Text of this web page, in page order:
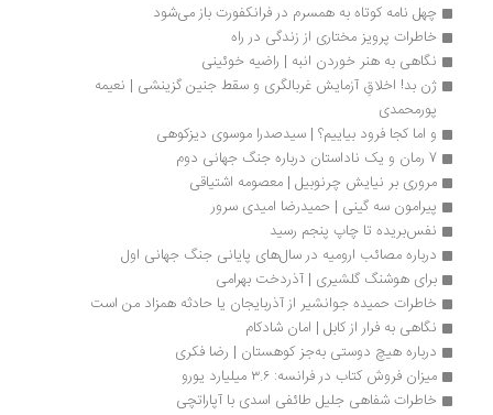
چهل نامه کوتاه به همسرم در فرانکفورت باز می‌شود
خاطرات پرویز مختاری از زندگی در راه
نگاهی به هنر خوردن انبه | راضیه خوئینی
ژن بد! اخلاقِ آزمایش غربالگری و سقط جنین گزینشی | نعیمه
پورمحمدی
و اما کجا فرود بیاییم؟ | سیدصدرا موسوی دیزکوهی
مروری بر نیایش چرنوبیل | معصومه اشتیاقی
پیرامون سه گینی | حمیدرضا امیدی سرور
نفس‌بریده تا چاپ پنجم رسید
درباره مصائب ارومیه در سال‌های پایانی جنگ جهانی اول
برای هوشنگ گلشیری | آذردخت بهرامی
خاطرات حمیده جوانشیر از آذربایجان یا حادثه همزاد من است
نگاهی به فرار از کابل | امان شادکام
درباره هیچ دوستی به‌جز کوهستان | رضا فکری
میزان فروش کتاب در فرانسه: ۳.۶ میلیارد یورو
خاطرات شفاهی جلیل طائفی اسدی با آپاراتچی